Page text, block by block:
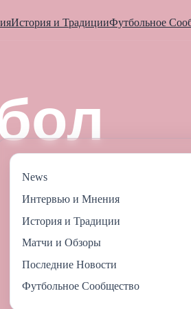
История и ТрадицииФутбольное
News
Интервью и Мнения
История и Традиции
Матчи и Обзоры
Последние Новости
Футбольное Сообщество